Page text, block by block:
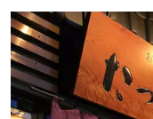
けでなく、男性用の
のレンタルセンターは月・木は
ング有（６台までP可